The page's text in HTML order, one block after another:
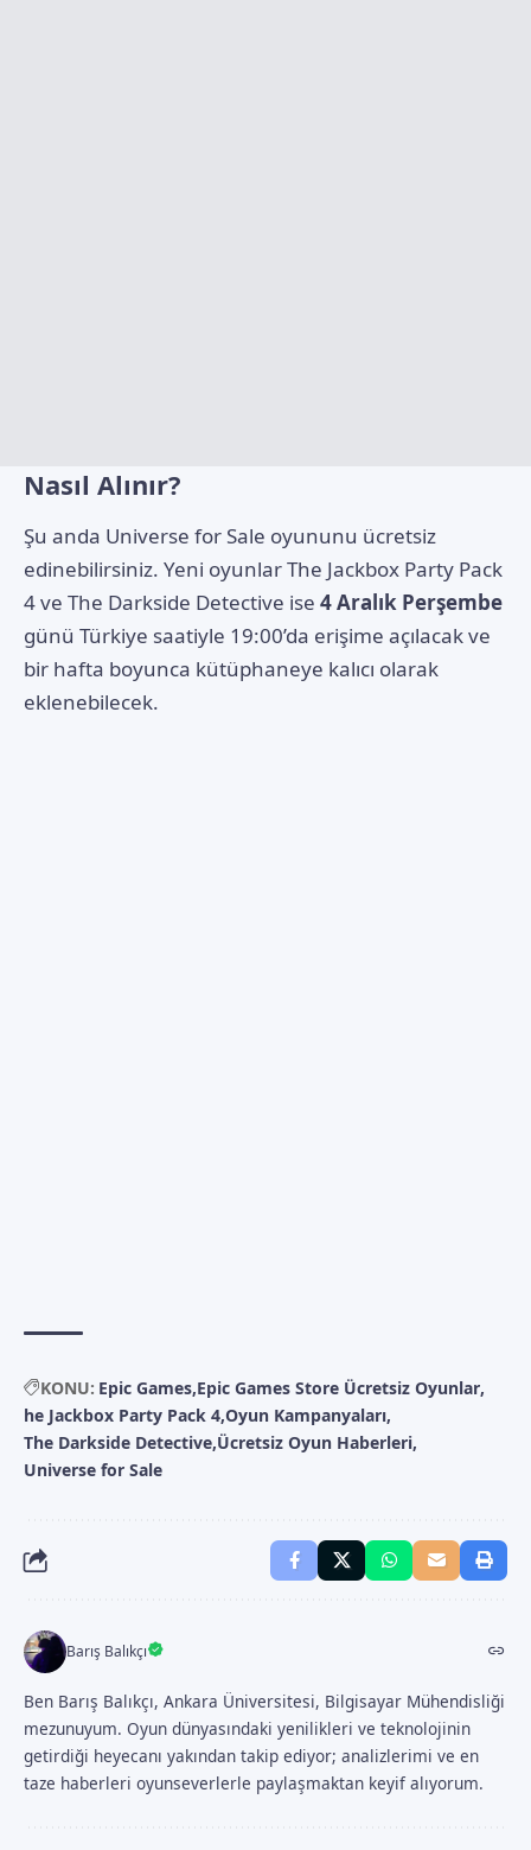
Nasıl Alınır?
Şu anda Universe for Sale oyununu ücretsiz
edinebilirsiniz. Yeni oyunlar The Jackbox Party Pack
4 ve The Darkside Detective ise 4 Aralık Perşembe
günü Türkiye saatiyle 19:00’da erişime açılacak ve
bir hafta boyunca kütüphaneye kalıcı olarak
eklenebilecek.
KONU: Epic Games Epic Games Store Ücretsiz Oyunlar
he Jackbox Party Pack 4 Oyun Kampanyaları
The Darkside Detective Ücretsiz Oyun Haberleri
Universe for Sale
Barış Balıkçı
Ben Barış Balıkçı, Ankara Üniversitesi, Bilgisayar Mühendisliği
mezunuyum. Oyun dünyasındaki yenilikleri ve teknolojinin
getirdiği heyecanı yakından takip ediyor; analizlerimi ve en
taze haberleri oyunseverlerle paylaşmaktan keyif alıyorum.